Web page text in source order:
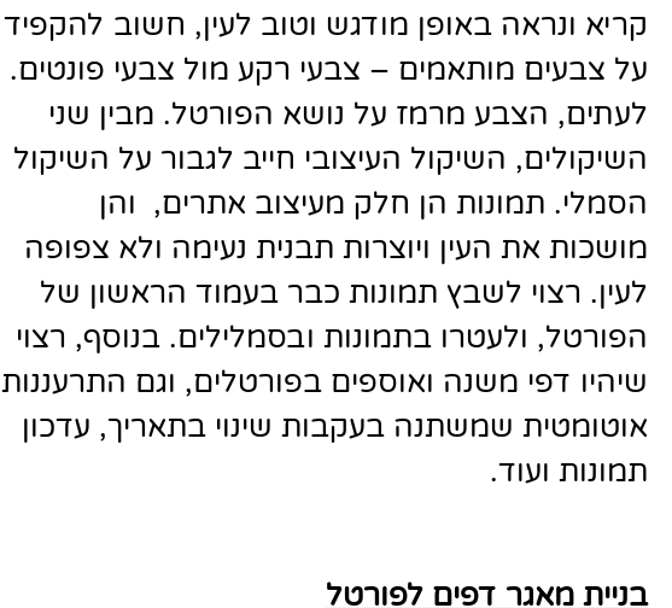
קריא ונראה באופן מודגש וטוב לעין, חשוב להקפיד
על צבעים מותאמים – צבעי רקע מול צבעי פונטים.
לעתים, הצבע מרמז על נושא הפורטל. מבין שני
השיקולים, השיקול העיצובי חייב לגבור על השיקול
הסמלי. תמונות הן חלק מעיצוב אתרים, והן
מושכות את העין ויוצרות תבנית נעימה ולא צפופה
לעין. רצוי לשבץ תמונות כבר בעמוד הראשון של
הפורטל, ולעטרו בתמונות ובסמלילים. בנוסף, רצוי
שיהיו דפי משנה ואוספים בפורטלים, וגם התרעננות
אוטומטית שמשתנה בעקבות שינוי בתאריך, עדכון
תמונות ועוד.
בניית מאגר דפים לפורטל